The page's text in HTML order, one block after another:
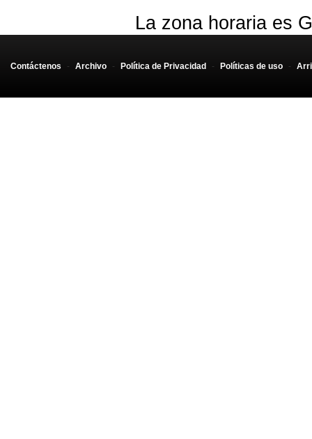
La zona horaria es
Contáctenos - Archivo - Política de Privacidad - Políticas de uso -